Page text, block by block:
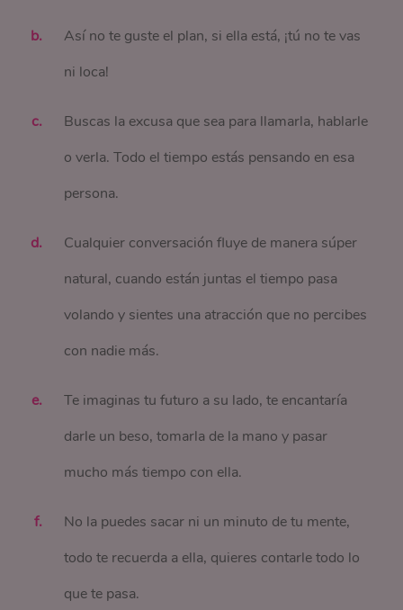
Así no te guste el plan, si ella está, ¡tú no te vas
ni loca!
Buscas la excusa que sea para llamarla, hablarle
o verla. Todo el tiempo estás pensando en esa
persona.
Cualquier conversación fluye de manera súper
natural, cuando están juntas el tiempo pasa
volando y sientes una atracción que no percibes
con nadie más.
Te imaginas tu futuro a su lado, te encantaría
darle un beso, tomarla de la mano y pasar
mucho más tiempo con ella.
No la puedes sacar ni un minuto de tu mente,
todo te recuerda a ella, quieres contarle todo lo
que te pasa.